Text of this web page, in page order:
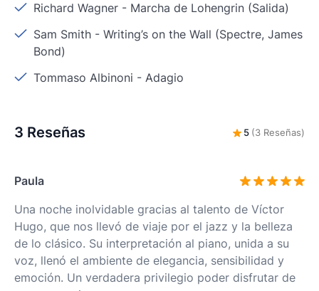
Richard Wagner - Marcha de Lohengrin (Salida)
Sam Smith -Writing’s on the Wall (Spectre, James
Bond)
Tommaso Albinoni - Adagio
3 Reseñas 5 (3 Reseñas)
Paula
Una noche inolvidable gracias al talento de Víctor
Hugo, que nos llevó de viaje por el jazz y la belleza
de lo clásico. Su interpretación al piano, unida a su
voz, llenó el ambiente de elegancia, sensibilidad y
emoción. Un verdadera privilegio poder disfrutar de